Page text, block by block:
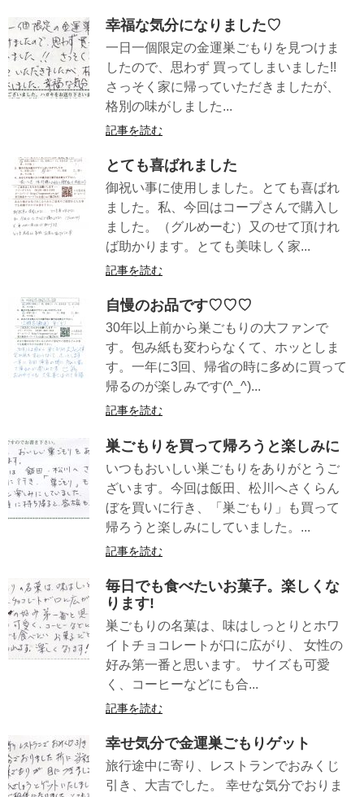
幸福な気分になりました♡
一日一個限定の金運巣ごもりを見つけま
したので、思わず 買ってしまいました!!
さっそく家に帰っていただきましたが、
格別の味がしました...
記事を読む
とても喜ばれました
御祝い事に使用しました。とても喜ばれ
ました。私、今回はコープさんで購入し
ました。（グルめーむ）又のせて頂けれ
ば助かります。とても美味しく家...
記事を読む
自慢のお品です♡♡♡
30年以上前から巣ごもりの大ファンで
す。包み紙も変わらなくて、ホッとしま
す。一年に3回、帰省の時に多めに買って
帰るのが楽しみです(^_^)...
記事を読む
巣ごもりを買って帰ろうと楽しみに
いつもおいしい巣ごもりをありがとうご
ざいます。今回は飯田、松川へさくらん
ぼを買いに行き、「巣ごもり」も買って
帰ろうと楽しみにしていました。...
記事を読む
毎日でも食べたいお菓子。楽しくな
ります!
巣ごもりの名菓は、味はしっとりとホワ
イトチョコレートが口に広がり、 女性の
好み第一番と思います。 サイズも可愛
く、コーヒーなどにも合...
記事を読む
幸せ気分で金運巣ごもりゲット
旅行途中に寄り、レストランでおみくじ
引き、大吉でした。 幸せな気分でおりま